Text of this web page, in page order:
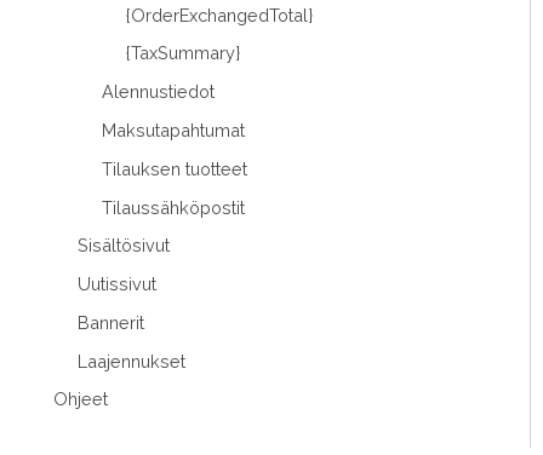
{OrderExchangedTotal}
{TaxSummary}
Alennustiedot
Maksutapahtumat
Tilauksen tuotteet
Tilaussähköpostit
Sisältösivut
Uutissivut
Bannerit
Laajennukset
Ohjeet